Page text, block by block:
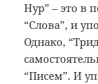
Нур” – это в
“Слова”, и
Однако,
“Писем”. И